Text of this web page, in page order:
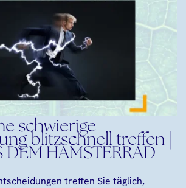
schwierige
blitzschnell treffen |
DEM HAMSTERRAD
treffen Sie täglich,